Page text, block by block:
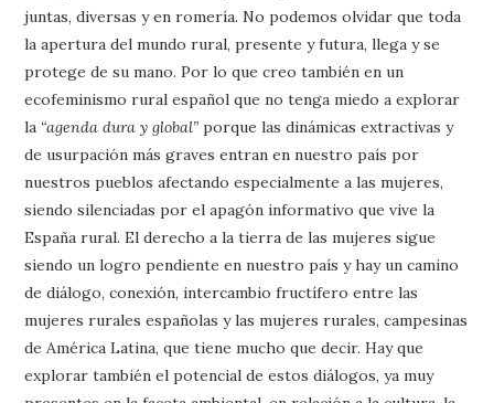
juntas, diversas y en romería. No podemos olvidar que toda
la apertura del mundo rural, presente y futura, llega y se
protege de su mano. Por lo que creo también en un
ecofeminismo rural español que no tenga miedo a explorar
la “agenda dura y global” porque las dinámicas extractivas y
de usurpación más graves entran en nuestro país por
nuestros pueblos afectando especialmente a las mujeres,
siendo silenciadas por el apagón informativo que vive la
España rural. El derecho a la tierra de las mujeres sigue
siendo un logro pendiente en nuestro país y hay un camino
de diálogo, conexión, intercambio fructífero entre las
mujeres rurales españolas y las mujeres rurales, campesinas
de América Latina, que tiene mucho que decir. Hay que
explorar también el potencial de estos diálogos, ya muy